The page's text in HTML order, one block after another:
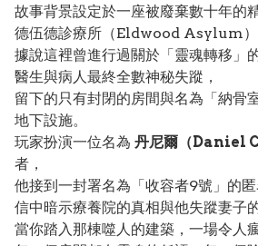
故事背景設定於一座被廢棄數十年的
德伍德診療所（Eldwood Asylum）
據說這裡曾進行過關於「靈魂轉移」
醫生與病人最終全數神秘失蹤，
留下的只有封閉的房間與名為「納
地下設施。
玩家扮演一位名為 丹尼爾（Daniel
者，
他接到一封署名為「收容者9號」的匿
信中暗示療養院的真相與他失蹤妻子
當你踏入那棟噬人的建築，一場令人